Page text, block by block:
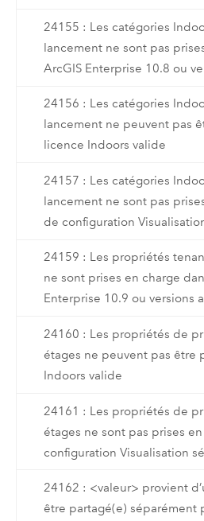
24155 : Les catégories
lancement ne sont pas
ArcGIS Enterprise 10.8 ou
24156 : Les catégories
lancement ne peuvent pas
licence Indoors valide
24157 : Les catégories
lancement ne sont pas
de configuration
24159 : Les propriétés
ne sont prises en charge
Enterprise 10.9 ou versions
24160 : Les propriétés de
étages ne peuvent pas être
Indoors valide
24161 : Les propriétés de
étages ne sont pas prises
configuration Visualisation
24162 : <valeur> provient
être partagé(e) séparément